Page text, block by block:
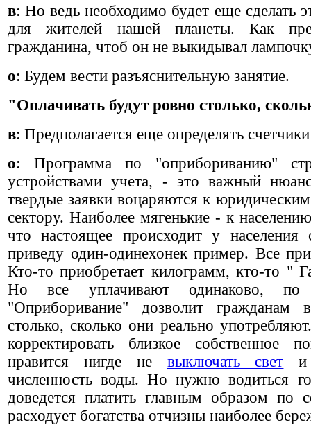
в: Но ведь необходимо будет еще
для жителей нашей планеты. Как
гражданина, чтоб он не выкидывал
о: Будем вести разъяснительную занятие.
"Оплачивать будут ровно столько,
в: Предполагается еще определять
о: Программа по "оприбориванию"
устройствами учета, - это важный
твердые заявки воцаряются к
сектору. Наиболее мягенькие - к
что настоящее происходит у населения
приведу один-одинехонек пример. Все
Кто-то приобретает килограмм, кто-то "
Но все уплачивают одинаково, по
"Оприборивание" дозволит гражданам
столько, сколько они реально
корректировать близкое собственное
нравится нигде не выключать свет и
численность воды. Но нужно водиться
доведется платить главным образом по
расходует богатства отчизны наиболее